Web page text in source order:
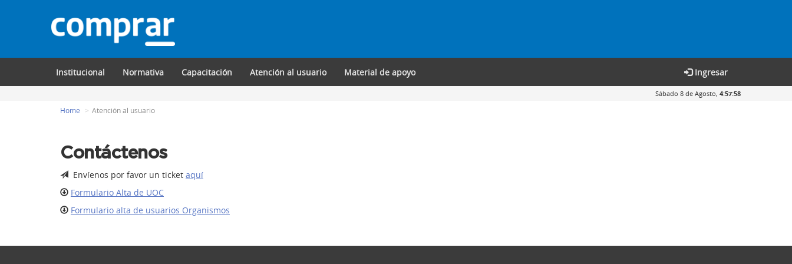
Institucional Normativa Capacitación Atención al usuario Material de apoyo Ingresar
Sábado 8 de Agosto, 4:57:58
Home Atención al usuario
Contáctenos
Envíenos por favor un ticket aquí
Formulario Alta de UOC
Formulario alta de usuarios Organismos